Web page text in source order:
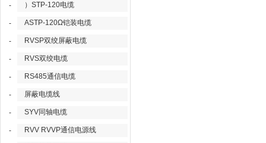
- ）STP-120电缆
- ASTP-120Ω铠装电缆
- RVSP双绞屏蔽电缆
- RVS双绞电缆
- RS485通信电缆
- 屏蔽电缆线
- SYV同轴电缆
- RVV RVVP通信电源线